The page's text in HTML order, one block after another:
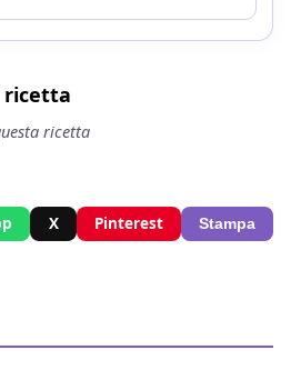
ricetta
ricetta
X Pinterest Stampa